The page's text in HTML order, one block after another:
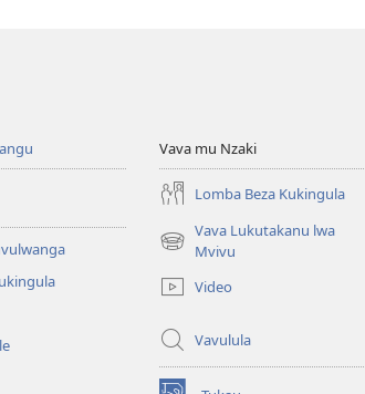
Vava mu Nzaki
Lomba Beza Kukingula
Vava Lukutakanu lwa
Mvivu
(opens
window)Video
Vavulula